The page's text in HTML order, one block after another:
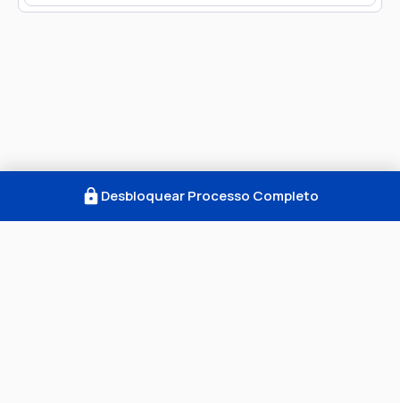
Desbloquear Processo Completo